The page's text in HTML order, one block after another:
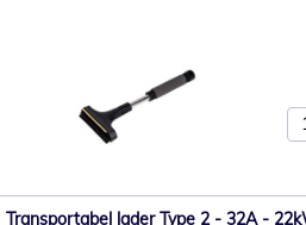
Transportabel lader Type 2 - 32A -